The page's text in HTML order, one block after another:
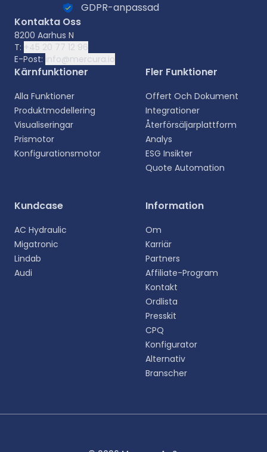
Välj ditt språk
upplevelse.
Svenska
GDPR-anpassad
Kontakta Oss
8200 Aarhus N
T: +45 20 77 12 96
E-Post: info@mercura.io
Kärnfunktioner
Alla Funktioner
Produktmodellering
Visualiseringar
Prismotor
Konfigurationsmotor
Fler Funktioner
Offert Och Dokument
Integrationer
Återförsäljarplattform
Analys
ESG Insikter
Quote Automation
Kundcase
AC Hydraulic
Migatronic
Lindab
Audi
Information
Om
Karriär
Partners
Affiliate-Program
Kontakt
Ordlista
Presskit
CPQ
Konfigurator
Alternativ
Branscher